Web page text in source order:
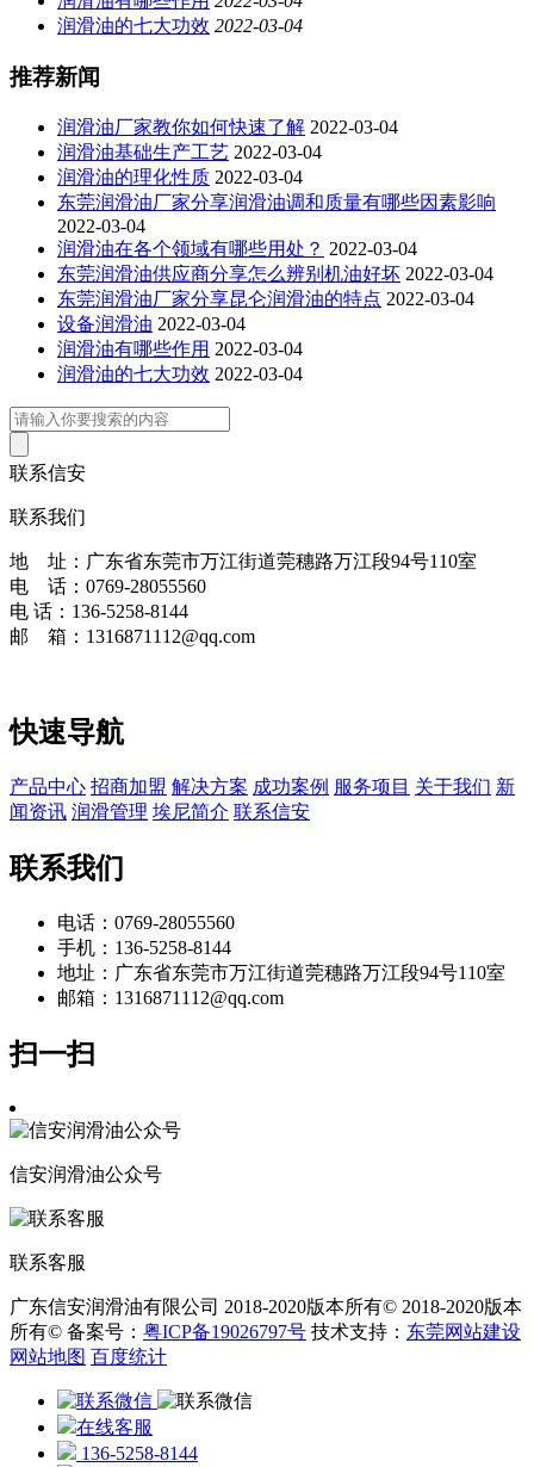
润滑油的七大功效 2022-03-04
推荐新闻
润滑油厂家教你如何快速了解 2022-03-04
润滑油基础生产工艺 2022-03-04
润滑油的理化性质 2022-03-04
东莞润滑油厂家分享润滑油调和质量有哪些因素影响
2022-03-04
润滑油在各个领域有哪些用处？ 2022-03-04
东莞润滑油供应商分享怎么辨别机油好坏 2022-03-04
东莞润滑油厂家分享​昆仑润滑油的特点 2022-03-04
设备润滑油 2022-03-04
润滑油有哪些作用 2022-03-04
润滑油的七大功效 2022-03-04
联系信安
联系我们
地 址：广东省东莞市万江街道莞穗路万江段94号110室
电 话：0769-28055560
电 话：136-5258-8144
邮 箱：1316871112@qq.com
快速导航
产品中心 招商加盟 解决方案 成功案例 服务项目 关于我们 新
闻资讯 润滑管理 埃尼简介 联系信安
联系我们
电话： 0769-28055560
手机： 136-5258-8144
地址： 广东省东莞市万江街道莞穗路万江段94号110室
邮箱：1316871112@qq.com
扫一扫
信安润滑油公众号
联系客服
广东信安润滑油有限公司 2018-2020版本所有© 2018-2020版本
所有© 备案号： 粤ICP备19026797号 技术支持： 东莞网站建设
网站地图 百度统计
在线客服
136-5258-8144